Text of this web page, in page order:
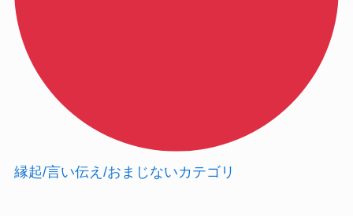
縁起/言い伝え/おまじないカテゴリ